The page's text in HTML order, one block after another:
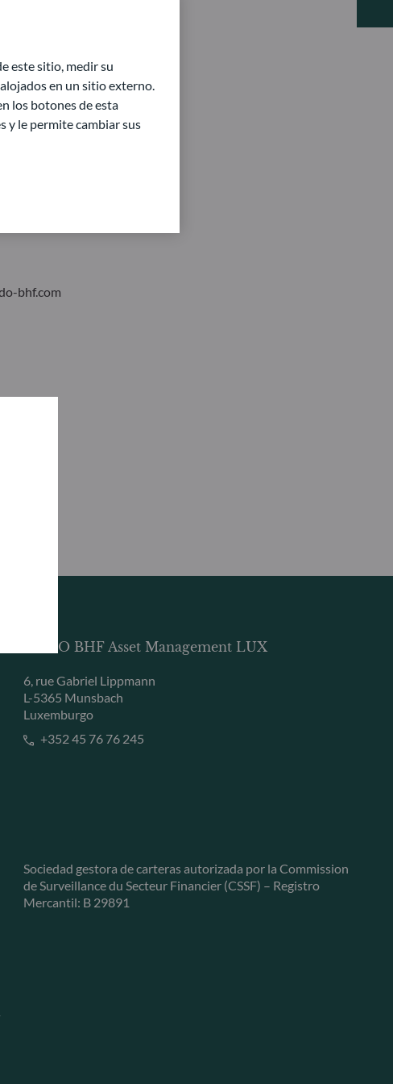
bhf.com
ODDO BHF Asset Management LUX
6, rue Gabriel Lippmann
L-5365 Munsbach
Luxemburgo
+352 45 76 76 245
Sociedad gestora de carteras autorizada por la Commission
de Surveillance du Secteur Financier (CSSF) – Registro
Mercantil: B 29891
este sitio, medir su
en un sitio externo.
los botones de esta
y le permite cambiar sus